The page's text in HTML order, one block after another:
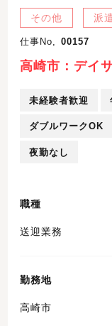
その他 派
仕事No, 00157
高崎市：デイ
未経験者歓迎
ダブルワークOK
夜勤なし
職種
送迎業務
勤務地
高崎市